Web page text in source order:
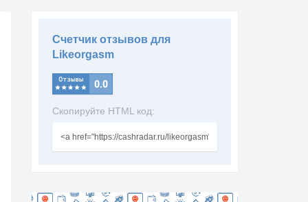
Счетчик отзывов для
Likeorgasm
Скопируйте HTML код: